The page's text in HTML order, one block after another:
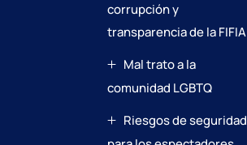
corrupción y
transparencia de la FIFIA
Mal trato a la
comunidad LGBTQ
Riesgos de seguridad